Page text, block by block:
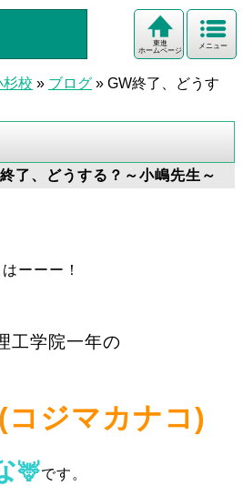
メニュー
東進
ホームページ
杉校 » ブログ » GW終了、どうす
、どうする？～小嶋先生～
ーーー！
工学院一年の
コジマカナコ)
🦌です。